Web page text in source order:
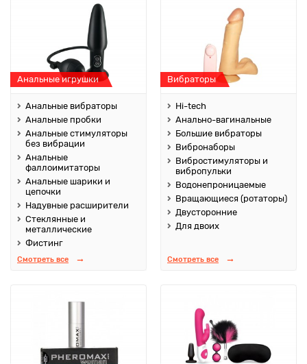
Анальные игрушки
Анальные вибраторы
Анальные пробки
Анальные стимуляторы
без вибрации
Анальные
фаллоимитаторы
Анальные шарики и
цепочки
Надувные расширители
Стеклянные и
металлические
Фистинг
Смотреть все
Вибраторы
Hi-tech
Анально-вагинальные
Большие вибраторы
Вибронаборы
Вибростимуляторы и
вибропульки
Водонепроницаемые
Вращающиеся (ротаторы)
Двусторонние
Для двоих
Смотреть все